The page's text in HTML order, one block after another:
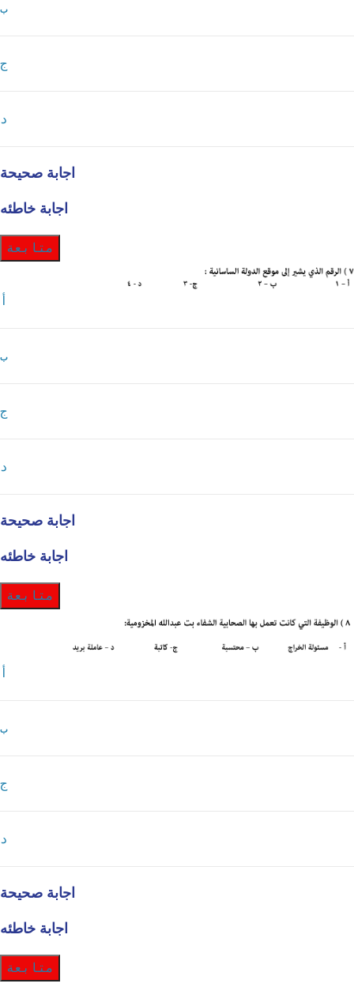
ب
ج
د
اجابة صحيحة
اجابة خاطئه
متابعة
ب
ج
د
اجابة صحيحة
اجابة خاطئه
متابعة
أ
ب
ج
د
اجابة صحيحة
اجابة خاطئه
متابعة